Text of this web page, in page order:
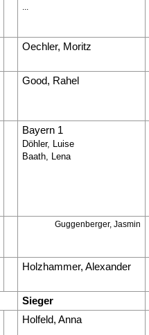
...
Oechler, Moritz
Good, Rahel
Bayern 1
Döhler, Luise
Baath, Lena
Guggenberger, Jasmin
Holzhammer, Alexander
Sieger
Holfeld, Anna